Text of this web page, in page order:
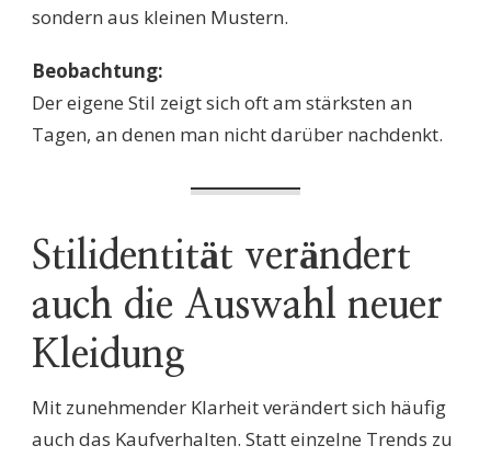
sondern aus kleinen Mustern.
Beobachtung:
Der eigene Stil zeigt sich oft am stärksten an
Tagen, an denen man nicht darüber nachdenkt.
Stilidentität verändert
auch die Auswahl neuer
Kleidung
Mit zunehmender Klarheit verändert sich häufig
auch das Kaufverhalten. Statt einzelne Trends zu